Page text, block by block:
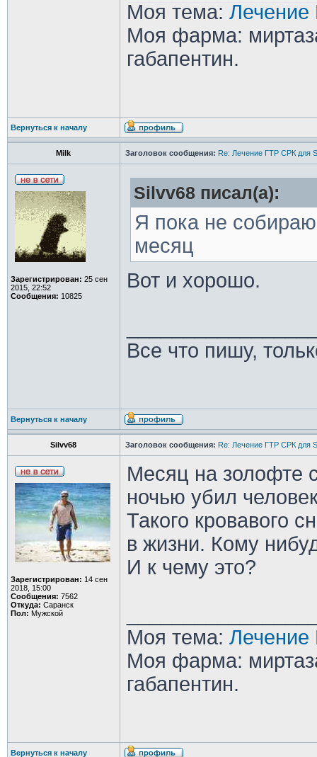
Моя тема:
Моя фарма:
габапентин.
Вернуться к началу
Milk Заголовок сообщения: Re: Лечение ГТР СРК для
Зарегистрирован: 25 сен
2015, 22:52
Сообщения: 10825
Silvv68 писал(а):
Я пока не
месяц
Вот и хорошо.
Все что пишу,
Вернуться к началу
Silvv68 Заголовок сообщения: Re: Лечение ГТР СРК для
Зарегистрирован: 14 сен
2018, 15:00
Сообщения: 7562
Откуда: Саранск
Пол: Мужской
Месяц на золофте
ночью убил
Такого кровавого
в жизни. Кому
И к чему это?
Моя тема:
Моя фарма:
габапентин.
Вернуться к началу